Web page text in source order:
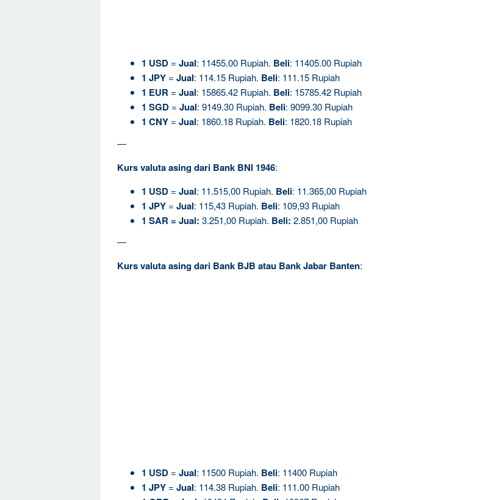
1 USD = Jual: 11455.00 Rupiah. Beli: 11405.00 Rupiah
1 JPY = Jual: 114.15 Rupiah. Beli: 111.15 Rupiah
1 EUR = Jual: 15865.42 Rupiah. Beli: 15785.42 Rupiah
1 SGD = Jual: 9149.30 Rupiah. Beli: 9099.30 Rupiah
1 CNY = Jual: 1860.18 Rupiah. Beli: 1820.18 Rupiah
—
Kurs valuta asing dari Bank BNI 1946:
1 USD = Jual: 11.515,00 Rupiah. Beli: 11.365,00 Rupiah
1 JPY = Jual: 115,43 Rupiah. Beli: 109,93 Rupiah
1 SAR = Jual: 3.251,00 Rupiah. Beli: 2.851,00 Rupiah
—
Kurs valuta asing dari Bank BJB atau Bank Jabar Banten:
1 USD = Jual: 11500 Rupiah. Beli: 11400 Rupiah
1 JPY = Jual: 114.38 Rupiah. Beli: 111.00 Rupiah